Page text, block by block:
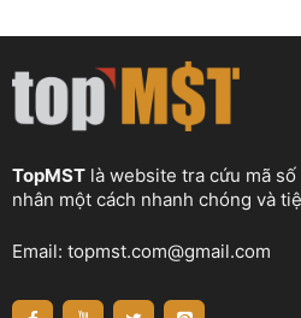
TopMST là website tra cứu mã
nhân một cách nhanh chóng và
Email: topmst.com@gmail.com